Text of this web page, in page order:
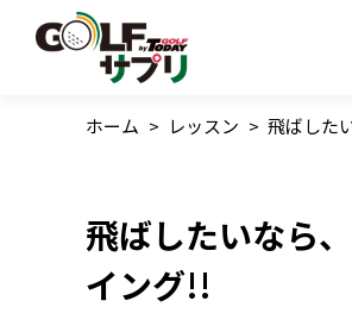
ホーム > レッスン > 飛ばした
飛ばしたいなら
イング!!